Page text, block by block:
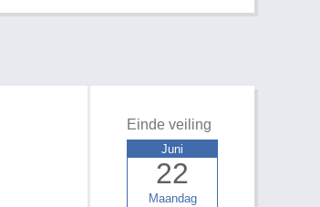
Einde veiling
Maandag
22
Juni